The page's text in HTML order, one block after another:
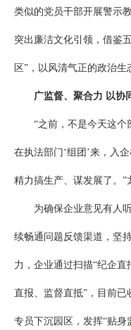
类似的党员干部开展警示
突出廉洁文化引领，借鉴
区”，以风清气正的政治生
广监督、聚合力 以协
“之前，不是今天这
在执法部门‘组团’来，入
精力搞生产、谋发展了。”
为确保企业意见有人
续畅通问题反馈渠道，坚
力，企业通过扫描“纪企直
直报、监督直抵”，目前
专员下沉园区，发挥“贴身